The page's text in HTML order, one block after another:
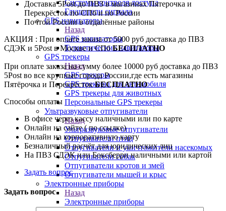
Системы контроля доступа
Глушители сигнала
GPS навигаторы
Назад
GPS навигаторы
Туристические навигаторы
GPS трекеры
Назад
GPS трекеры
GPS трекеры для автомобиля
GPS трекеры для животных
Персональные GPS трекеры
Ультразвуковые отпугиватели
Назад
Ультразвуковые отпугиватели
Отпугиватели птиц
Отпугиватели и уничтожители насекомых
Отпугиватели собак
Отпугиватели кротов и змей
Отпугиватели мышей и крыс
Электронные приборы
Назад
Электронные приборы
Доставка 5Post до ПВЗ в магазинах Пятерочка и
Перекрёсток по СПб и по России
Почтой России в отдалённые районы
АКЦИЯ : При оплате заказа от 5000 руб доставка до ПВЗ
СДЭК и 5Post в Москве и СПбБЕСПЛАТНО
При оплате заказа на сумму более 10000 руб доставка до ПВЗ
5Post во все крупные города России,где есть магазины
Пятёрочка и ПерекрёстокБЕСПЛАТНО
Способы оплаты
В офисе через кассу наличными или по карте
Онлайн на сайте ( по ссылке)
Онлайн на корпоративную карту
Безналичный расчёт для юридических лиц
На ПВЗ СДЭК или Боксберри наличными или картой
Задать вопрос
Задать вопрос